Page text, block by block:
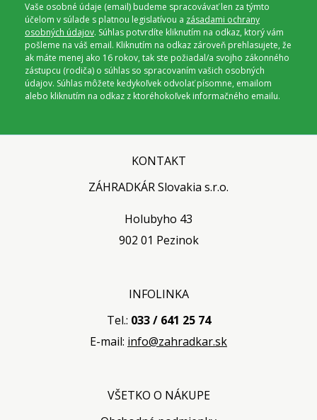
Vaše osobné údaje (email) budeme spracovávať len za týmto
účelom v súlade s platnou legislatívou a zásadami ochrany
osobných údajov. Súhlas potvrdíte kliknutím na odkaz, ktorý vám
pošleme na váš email. Kliknutím na odkaz zároveň prehlasujete, že
ak máte menej ako 16 rokov, tak ste požiadal/a svojho zákonného
zástupcu (rodiča) o súhlas so spracovaním vašich osobných
údajov. Súhlas môžete kedykoľvek odvolať písomne, emailom
alebo kliknutím na odkaz z ktoréhokoľvek informačného emailu.
KONTAKT
ZÁHRADKÁR Slovakia s.r.o.
Holubyho 43
902 01 Pezinok
INFOLINKA
Tel.: 033 / 641 25 74
E-mail: info@zahradkar.sk
VŠETKO O NÁKUPE